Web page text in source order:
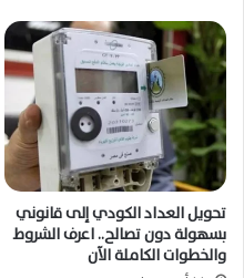
تحويل العداد الكودي إلى قانوني
بسهولة دون تصالح.. اعرف الشروط
والخطوات الكاملة الآن